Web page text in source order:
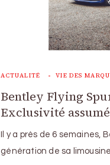
ACTUALITÉ VIE DES
Bentley Flying
Exclusivité
Il y a près de 6 semaines,
génération de sa